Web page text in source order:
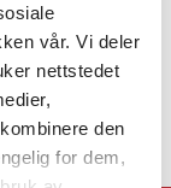
vår. Vi deler
nettstedet
den
for dem,